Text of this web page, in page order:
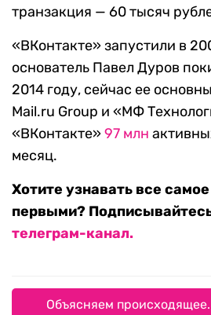
транзакция — 60 тысяч
«ВКонтакте» запустили в
основатель Павел Дуров
2014 году, сейчас ее
Mail.ru Group и «МФ
«ВКонтакте»97 млн
месяц.
Хотите узнавать все
первыми?
телеграм-канал.
Объясняем происходящее.